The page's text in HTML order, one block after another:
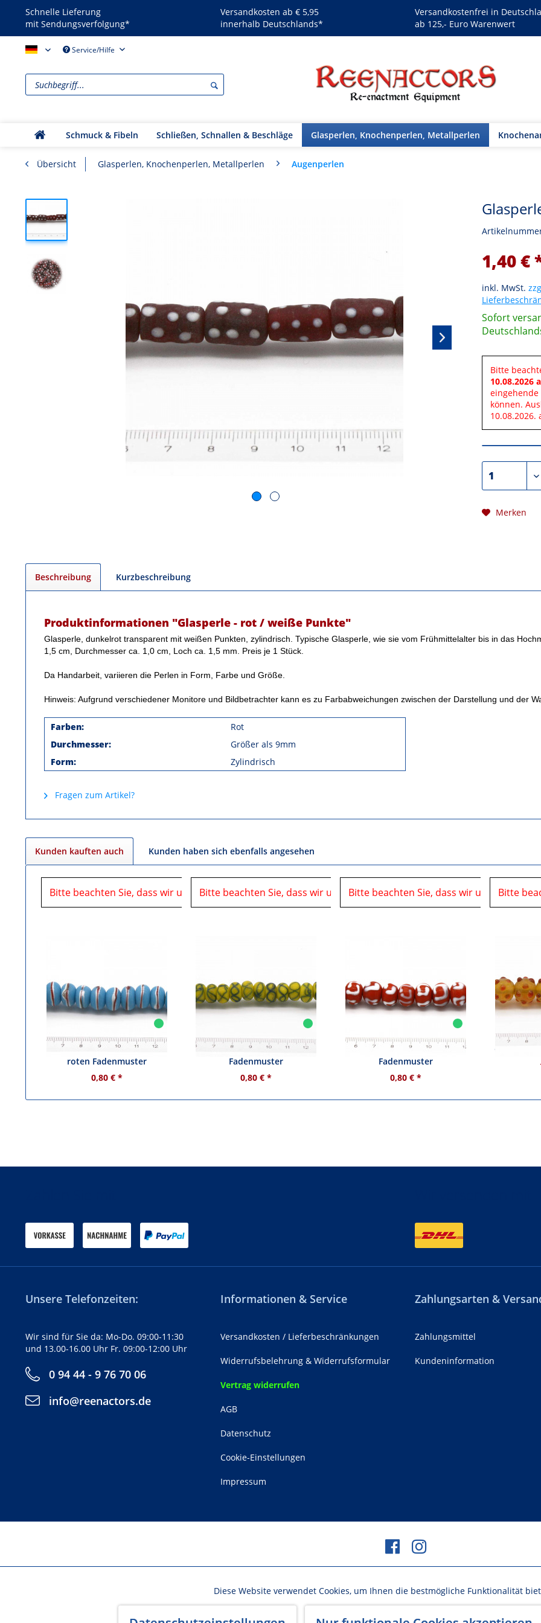
Schnelle Lieferung
mit Sendungsverfolgung*
Versandkosten ab € 5,95
innerhalb Deutschlands*
Versandkostenfrei in
ab 125,- Euro Warenwert
Reenactors - DEService/Hilfe
Schmuck & Fibeln Schließen, Schnallen & Beschläge Glasperlen, Knochenperlen, Metallperlen
Übersicht Glasperlen, Knochenperlen, Metallperlen Augenperlen
1,40 €
inkl. MwSt.
Sofort
Bitte
10.08.2026
können.
Merken
Beschreibung Kurzbeschreibung
Produktinformationen "Glasperle - rot / weiße Punkte"
Glasperle, dunkelrot transparent mit weißen Punkten, zylindrisch. Typische Glasperle, wie sie vom Frühmittelalter bis in das
1,5 cm, Durchmesser ca. 1,0 cm, Loch ca. 1,5 mm. Preis je 1 Stück.
Da Handarbeit, variieren die Perlen in Form, Farbe und Größe.
Hinweis: Aufgrund verschiedener Monitore und Bildbetrachter kann es zu Farbabweichungen zwischen der Darstellung und der
Farben:
Rot
Durchmesser:
Größer als 9mm
Form:
Zylindrisch
Fragen zum Artikel?
Kunden kauften auch Kunden haben sich ebenfalls angesehen
Bitte beachten Sie, dass wir uns in der Zeit vom 06.08.2026 bis 10.08.2026 auf einer Veranstaltung
Glasperle - hellblau mit weiß-
roten Fadenmuster
0,80 € *
Bitte beachten Sie, dass wir uns in der Zeit vom 06.08.2026 bis
Glasperle - gelb mit blauen
Fadenmuster
0,80 € *
Bitte beachten Sie, dass wir uns in der
Glasperle - rot mit weißen
Fadenmuster
0,80 € *
Bitte
Glasperle -
Unsere Telefonzeiten:
Wir sind für Sie da: Mo-Do. 09:00-11:30
und 13.00-16.00 Uhr Fr. 09:00-12:00 Uhr
0 94 44 - 9 76 70 06
info@reenactors.de
Informationen & Service
Versandkosten / Lieferbeschränkungen
Widerrufsbelehrung & Widerrufsformular
Vertrag widerrufen
AGB
Datenschutz
Cookie-Einstellungen
Impressum
Zahlungsarten &
Zahlungsmittel
Kundeninformation
Diese Website verwendet Cookies, um Ihnen die bestmögliche Funktionalität